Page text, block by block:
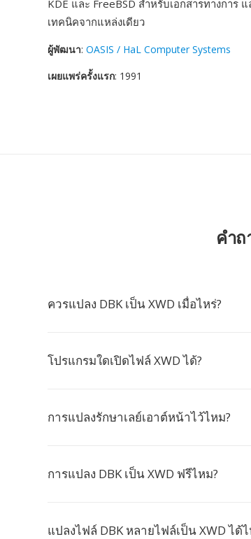
KDE และ FreeBSD สำหรับเอกสารทางการ
เทคนิคจากแหล่งเดียว
ผู้พัฒนา: OASIS / HaL Computer Systems
เผยแพร่ครั้งแรก: 1991
คำ
ควรแปลง DBK เป็น XWD เมื่อไหร่?
โปรแกรมใดเปิดไฟล์ XWD ได้?
การแปลงรักษาเลย์เอาต์หน้าไว้ไหม?
การแปลง DBK เป็น XWD ฟรีไหม?
แปลงไฟล์ DBK หลายไฟล์เป็น XWD ได้